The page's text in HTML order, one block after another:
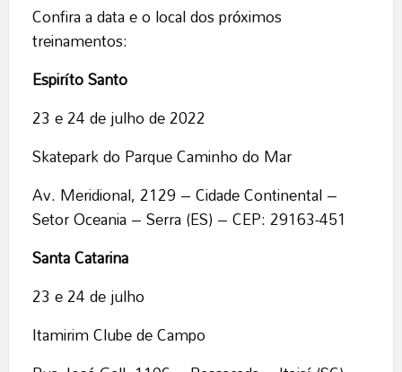
Confira a data e o local dos próximos
treinamentos:
Espiríto Santo
23 e 24 de julho de 2022
Skatepark do Parque Caminho do Mar
Av. Meridional, 2129 – Cidade Continental –
Setor Oceania – Serra (ES) – CEP: 29163-451
Santa Catarina
23 e 24 de julho
Itamirim Clube de Campo